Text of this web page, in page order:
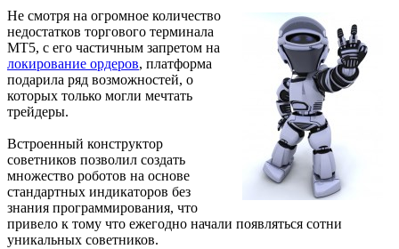
Не смотря на огромное количество
недостатков торгового терминала
МТ5, с его частичным запретом на
локирование ордеров, платформа
подарила ряд возможностей, о
которых только могли мечтать
трейдеры.
Встроенный конструктор
советников позволил создать
множество роботов на основе
стандартных индикаторов без
знания программирования, что
привело к тому что ежегодно начали появляться сотни
уникальных советников.